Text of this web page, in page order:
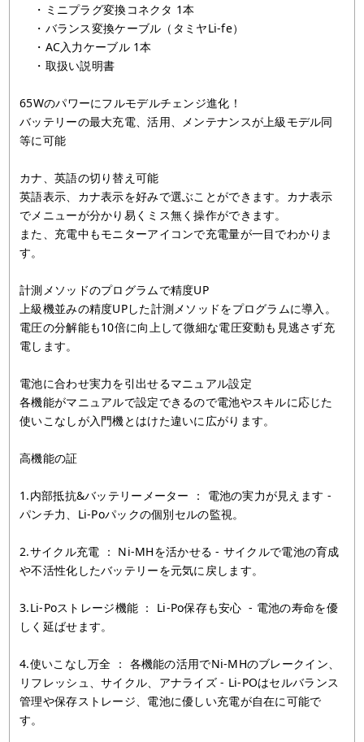
・ミニプラグ変換コネクタ 1本
・バランス変換ケーブル（タミヤLi-fe）
・AC入力ケーブル 1本
・取扱い説明書
65Wのパワーにフルモデルチェンジ進化！
バッテリーの最大充電、活用、メンテナンスが上級モデル同
等に可能
カナ、英語の切り替え可能
英語表示、カナ表示を好みで選ぶことができます。カナ表示
でメニューが分かり易くミス無く操作ができます。
また、充電中もモニターアイコンで充電量が一目でわかりま
す。
計測メソッドのプログラムで精度UP
上級機並みの精度UPした計測メソッドをプログラムに導入。
電圧の分解能も10倍に向上して微細な電圧変動も見逃さず充
電します。
電池に合わせ実力を引出せるマニュアル設定
各機能がマニュアルで設定できるので電池やスキルに応じた
使いこなしが入門機とはけた違いに広がります。
高機能の証
1.内部抵抗&バッテリーメーター ： 電池の実力が見えます -
パンチ力、Li-Poパックの個別セルの監視。
2.サイクル充電 ： Ni-MHを活かせる - サイクルで電池の育成
や不活性化したバッテリーを元気に戻します。
3.Li-Poストレージ機能 ： Li-Po保存も安心 - 電池の寿命を優
しく延ばせます。
4.使いこなし万全 ： 各機能の活用でNi-MHのブレークイン、
リフレッシュ、サイクル、アナライズ - Li-POはセルバランス
管理や保存ストレージ、電池に優しい充電が自在に可能で
す。